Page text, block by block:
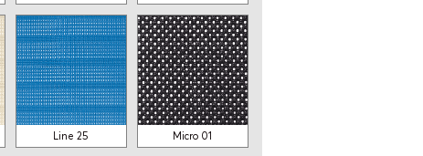
Line 25 Micro 01
Filet Filet